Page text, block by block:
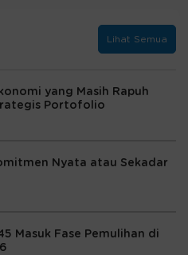
Lihat Semua
yang Masih Rapuh
Portofolio
Nyata atau Sekadar
Masuk Fase Pemulihan di